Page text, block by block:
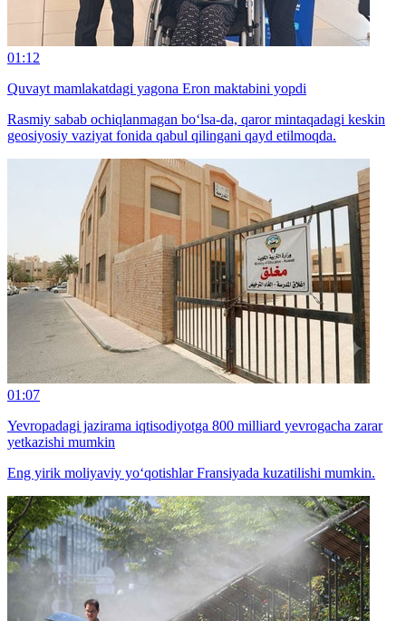
01:12
Quvayt mamlakatdagi yagona Eron maktabini yopdi
Rasmiy sabab ochiqlanmagan bo‘lsa-da, qaror mintaqadagi keskin
geosiyosiy vaziyat fonida qabul qilingani qayd etilmoqda.
01:07
Yevropadagi jazirama iqtisodiyotga 800 milliard yevrogacha zarar
yetkazishi mumkin
Eng yirik moliyaviy yo‘qotishlar Fransiyada kuzatilishi mumkin.